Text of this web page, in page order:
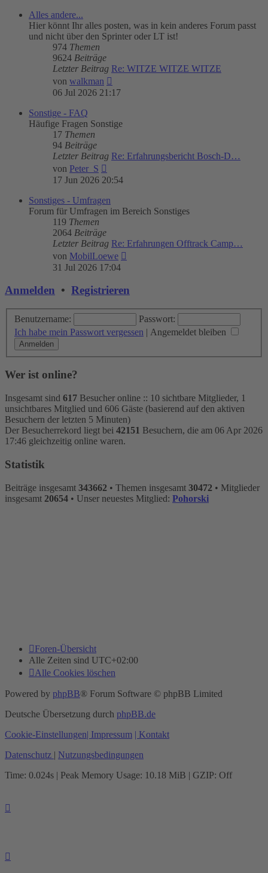
Alles andere...
Hier könnt Ihr alles posten, was in kein anderes Forum passt
und nicht über den Sprinter oder LT ist!
974 Themen
9624 Beiträge
Letzter Beitrag Re: WITZE WITZE WITZE
von walkman
Beitrag
06 Jul 2026 21:17
Sonstige - FAQ
Häufige Fragen Sonstige
17 Themen
94 Beiträge
Letzter Beitrag Re: Erfahrungsbericht Bosch-D…
von Peter_S
Beitrag
17 Jun 2026 20:54
Sonstiges - Umfragen
Forum für Umfragen im Bereich Sonstiges
119 Themen
2064 Beiträge
Letzter Beitrag Re: Erfahrungen Offtrack Camp…
von MobilLoewe
31 Jul 2026 17:04
Anmelden • Registrieren
Benutzername:
Passwort:
Ich habe mein Passwort vergessen | Angemeldet bleiben
Wer ist online?
Insgesamt sind 617 Besucher online :: 10 sichtbare Mitglieder, 1
unsichtbares Mitglied und 606 Gäste (basierend auf den aktiven
Besuchern der letzten 5 Minuten)
Der Besucherrekord liegt bei 42151 Besuchern, die am 06 Apr 2026
17:46 gleichzeitig online waren.
Statistik
Beiträge insgesamt 343662 • Themen insgesamt 30472 • Mitglieder
insgesamt 20654 • Unser neuestes Mitglied: Pohorski
Foren-Übersicht
Alle Zeiten sind UTC+02:00
Alle Cookies löschen
Powered by phpBB® Forum Software © phpBB Limited
Deutsche Übersetzung durch phpBB.de
Cookie-Einstellungen| Impressum | Kontakt
Datenschutz | Nutzungsbedingungen
Time: 0.024s | Peak Memory Usage: 10.18 MiB | GZIP: Off